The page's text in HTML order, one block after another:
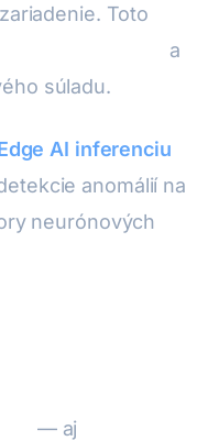
Toto
a
súladu.
AI inferenciu
anomálií na
neurónových
— aj